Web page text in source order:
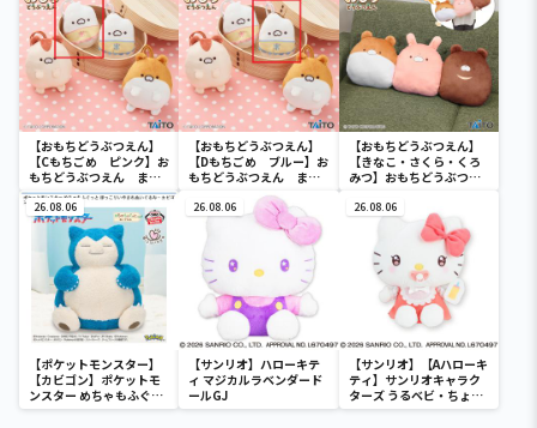
【おもちどうぶつえん】
【Cもちごめ ピンク】お
もちどうぶつえん ます
こっと はむもち&もち
ごめ
【おもちどうぶつえん】
【Dもちごめ ブルー】お
もちどうぶつえん ます
こっと はむもち&もち
ごめ
【おもちどうぶつえん】
【きなこ・さくら・くろ
みつ】おもちどうぶつえ
いぐるみ
26.08.06
【ポケットモンスター】
【カビゴン】ポケットモ
ンスター めちゃもふぐっ
と ほっこりいやされぬい
26.08.06
【サンリオ】ハローキテ
ィ マジカルラベンダード
ールGJ
26.08.06
【サンリオ】【Aハローキ
ティ】サンリオキャラク
ターズ うるベビ・ちょい
デカドール